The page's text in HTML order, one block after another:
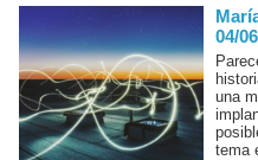
04/
una
tema